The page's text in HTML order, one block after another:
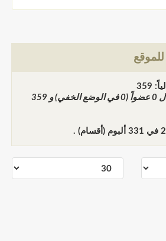
0 عضواً (0 في الوضع الخفي) و
359
في 331 ألبوم (أقسام) .